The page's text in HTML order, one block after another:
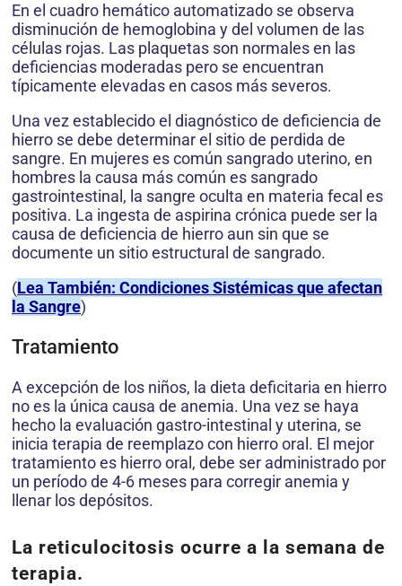
En el cuadro hemático automatizado se observa
disminución de hemoglobina y del volumen de las
células rojas. Las plaquetas son normales en las
deficiencias moderadas pero se encuentran
típicamente elevadas en casos más severos.
Una vez establecido el diagnóstico de deficiencia de
hierro se debe determinar el sitio de perdida de
sangre. En mujeres es común sangrado uterino, en
hombres la causa más común es sangrado
gastrointestinal, la sangre oculta en materia fecal es
positiva. La ingesta de aspirina crónica puede ser la
causa de deficiencia de hierro aun sin que se
documente un sitio estructural de sangrado.
(Lea También: Condiciones Sistémicas que afectan
la Sangre)
Tratamiento
A excepción de los niños, la dieta deficitaria en hierro
no es la única causa de anemia. Una vez se haya
hecho la evaluación gastro-intestinal y uterina, se
inicia terapia de reemplazo con hierro oral. El mejor
tratamiento es hierro oral, debe ser administrado por
un período de 4-6 meses para corregir anemia y
llenar los depósitos.
La reticulocitosis ocurre a la semana de
terapia.